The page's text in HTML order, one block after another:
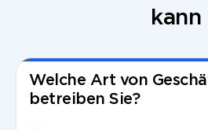
kann
Welche Art von
betreiben Sie?